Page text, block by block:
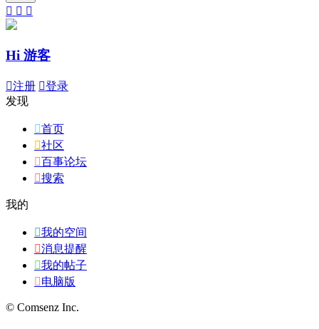
  
Hi 游客
注册 登录
发现
首页
社区
百事论坛
搜索
我的
我的空间
消息提醒
我的帖子
电脑版
© Comsenz Inc.